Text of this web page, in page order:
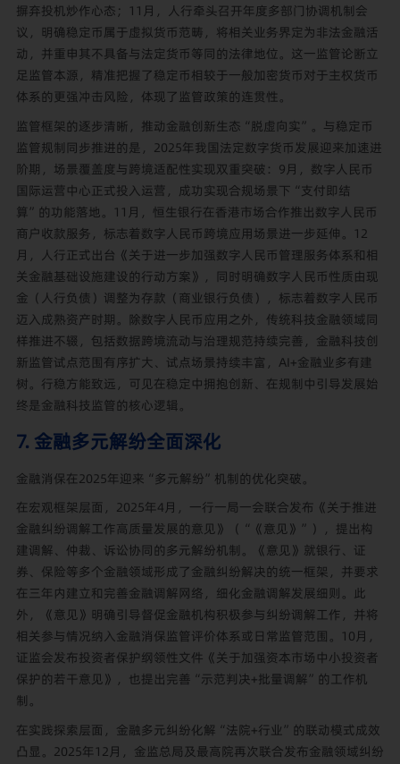
摒弃投机炒作心态；11月，人行牵头召开年度多部门协调机制会
议，明确稳定币属于虚拟货币范畴，将相关业务界定为非法金融活
动，并重申其不具备与法定货币等同的法律地位。这一监管论断立
足监管本源，精准把握了稳定币相较于一般加密货币对于主权货币
体系的更强冲击风险，体现了监管政策的连贯性。
监管框架的逐步清晰，推动金融创新生态“脱虚向实”。与稳定币
监管规制同步推进的是，2025年我国法定数字货币发展迎来加速进
阶期，场景覆盖度与跨境适配性实现双重突破：9月，数字人民币
国际运营中心正式投入运营，成功实现合规场景下“支付即结
算”的功能落地。11月，恒生银行在香港市场合作推出数字人民币
商户收款服务，标志着数字人民币跨境应用场景进一步延伸。12
月，人行正式出台《关于进一步加强数字人民币管理服务体系和相
关金融基础设施建设的行动方案》，同时明确数字人民币性质由现
金（人行负债）调整为存款（商业银行负债），标志着数字人民币
迈入成熟资产时期。除数字人民币应用之外，传统科技金融领域同
样推进不辍，包括数据跨境流动与治理规范持续完善，金融科技创
新监管试点范围有序扩大、试点场景持续丰富，AI+金融业多有建
树。行稳方能致远，可见在稳定中拥抱创新、在规制中引导发展始
终是金融科技监管的核心逻辑。
7. 金融多元解纷全面深化
金融消保在2025年迎来“多元解纷”机制的优化突破。
在宏观框架层面，2025年4月，一行一局一会联合发布《关于推进
金融纠纷调解工作高质量发展的意见》（“《意见》”），提出构
建调解、仲裁、诉讼协同的多元解纷机制。《意见》就银行、证
券、保险等多个金融领域形成了金融纠纷解决的统一框架，并要求
在三年内建立和完善金融调解网络，细化金融调解发展细则。此
外，《意见》明确引导督促金融机构积极参与纠纷调解工作，并将
相关参与情况纳入金融消保监管评价体系或日常监管范围。10月，
证监会发布投资者保护纲领性文件《关于加强资本市场中小投资者
保护的若干意见》，也提出完善“示范判决+批量调解”的工作机
制。
在实践探索层面，金融多元纠纷化解“法院+行业”的联动模式成效
凸显。2025年12月，金监总局及最高院再次联合发布金融领域纠纷